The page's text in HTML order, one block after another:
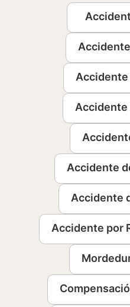
Accidente
Accidente
Accidente
Accidente por